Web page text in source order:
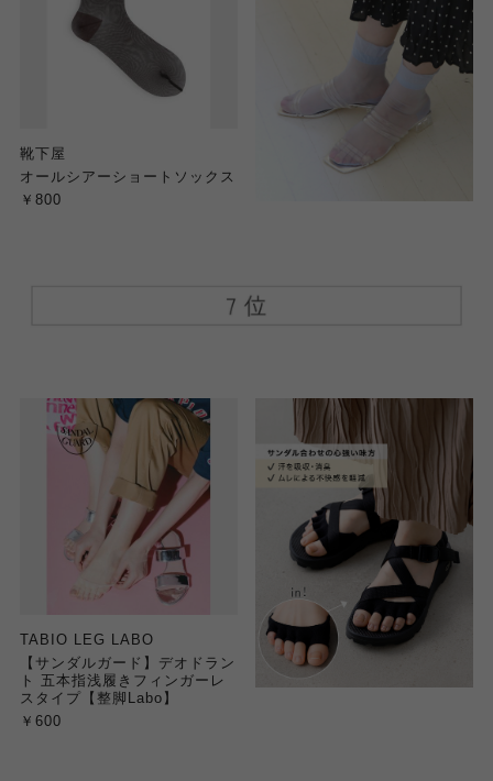
靴下屋
オールシアーショートソックス
￥800
TABIO LEG LABO
【サンダルガード】デオドラン
ト 五本指浅履きフィンガーレ
スタイプ【整脚Labo】
￥600